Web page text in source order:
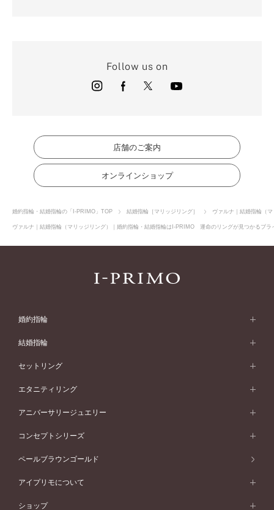
Follow us on
店舗のご案内
オンラインショップ
婚約指輪・結婚指輪の「I-PRIMO」TOP 結婚指輪［マリッジリング］ ヴァルナ｜結婚指輪（
ヴァルナ｜結婚指輪（マリッジリング）｜婚約指輪・結婚指輪はI-PRIMO 運命のリングが見つかるブ
婚約指輪
婚約指輪 (エンゲージリング)
婚約指輪一覧
ピンクゴールド
ペールブラウンゴールド
ウェーブライン
V字ライン
ワンサイドメレ
ダブルサイドメレ
フェミニン
モード
50万円台～
40万円台～
結婚指輪
結婚指輪 (マリッジリング)
結婚指輪一覧
ピンクゴールド
ペールブラウンゴールド
ウェーブライン
V字ライン
ワンメレ
セベラルメレ
フェミニン
セットリング
セットリング
セットリング一覧
ピンクゴールド
ペールブラウンゴールド
エタニティリング
エタニティリング
エタニティリング一覧
アニバーサリージュエリー
アニバーサリージュエリー
アニバーサリージュエリー一覧
コンセプトシリーズ
コンセプトシリーズ
オリジンビリーフ
ペールブラウンゴールド
アイプリモについて
アイプリモについて
ショップ